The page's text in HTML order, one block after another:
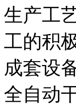
生产工
工的积
成套设
全自动